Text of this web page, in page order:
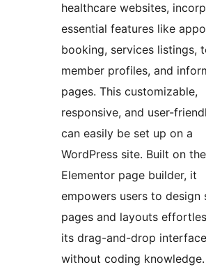
healthcare websites,
essential features like
booking, services listings,
member profiles, and
pages. This customizable,
responsive, and user-
can easily be set up on a
WordPress site. Built on
Elementor page builder, it
empowers users to design
pages and layouts
its drag-and-drop
without coding